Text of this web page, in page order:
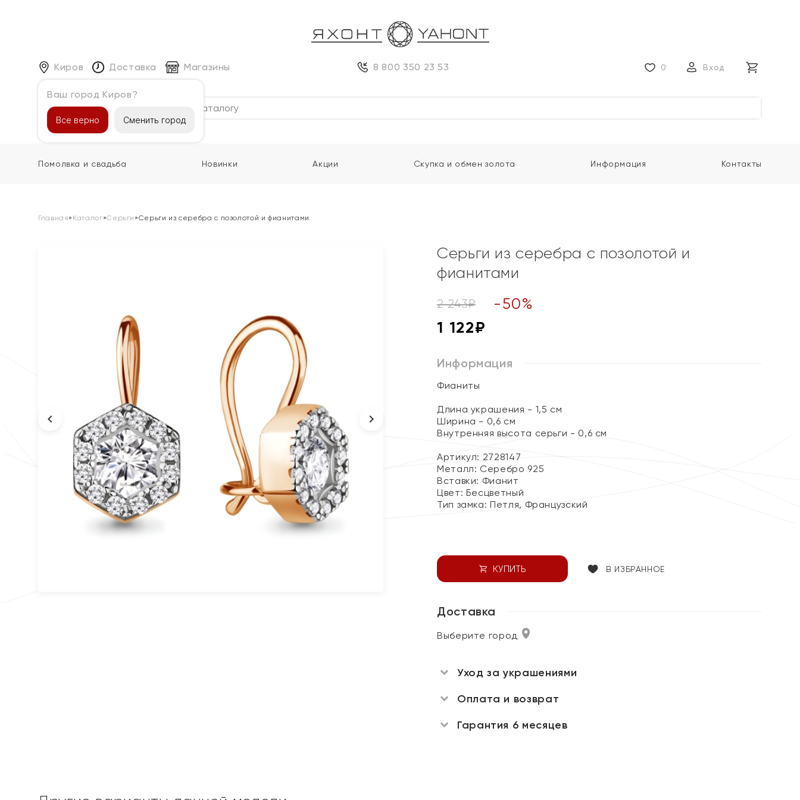
Киров
Ваш город Киров?
Все верно Сменить город
Доставка Магазины 8 800 350 23 53 0 Вход
Каталог
Помолвка и свадьба Новинки Акции Скупка и обмен золота Информация Контакты
Главная» Каталог»Серьги »Серьги из серебра с позолотой и фианитами
Серьги из серебра с позолотой и
фианитами
2 243₽ -50%
1 122₽
Информация
Фианиты
Длина украшения - 1,5 см
Ширина - 0,6 см
Внутренняя высота серьги - 0,6 см
Артикул: 2728147
Металл: Серебро 925
Вставки: Фианит
Цвет: Бесцветный
Тип замка:Петля, Французский
КУПИТЬ В ИЗБРАННОЕ
Доставка
Выберите город
Уход за украшениями
Оплата и возврат
Гарантия 6 месяцев